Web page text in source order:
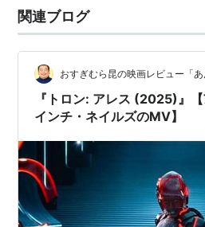
:映画
映画作品タイトル 洋画 SF
関連ブログ
おすぎむら昆の映画レビュー「あ
『トロン: アレス (2025)』
インチ・ネイルズのMV】